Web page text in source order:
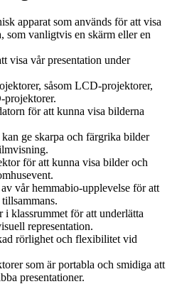
apparat som används för att visa
som vanligtvis en skärm eller en
visa vår presentation under
såsom LCD-projektorer,
för att kunna visa bilderna
ge skarpa och färgrika bilder
för att kunna visa bilder och
vår hemmabio-upplevelse för att
klassrummet för att underlätta
representation.
rörlighet och flexibilitet vid
som är portabla och smidiga att
presentationer.